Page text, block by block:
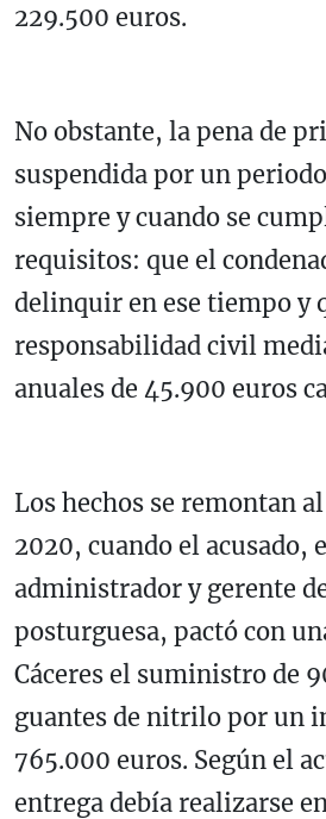
229.500 euros.
No obstante, la pena de
suspendida por un
siempre y cuando se
requisitos: que el
delinquir en ese tiempo y
responsabilidad civil
anuales de 45.900 euros
Los hechos se remontan
2020, cuando el acusado,
administrador y gerente
posturguesa, pactó con
Cáceres el suministro de
guantes de nitrilo por un
765.000 euros. Según el
entrega debía realizarse